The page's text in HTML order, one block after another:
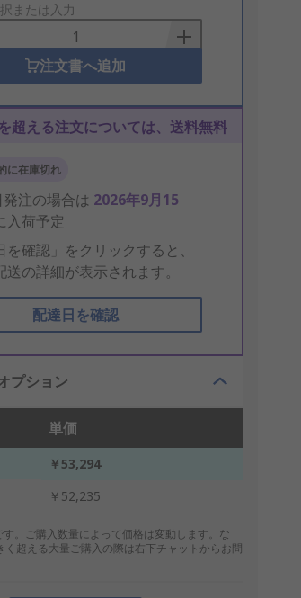
または入力
注文書へ追加
超える注文については、送料無料
に在庫切れ
発注の場合は 2026年9月15
入荷予定
を確認」をクリックすると、
送の詳細が表示されます。
配達日を確認
プション
単価
￥53,294
￥52,235
。ご購入数量によって価格は変動します。な
く超える大量ご購入の際は右下チャットからお問